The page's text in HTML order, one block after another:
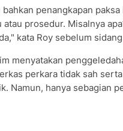
penangkapan paksa
prosedur. Misalnya
kata Roy sebelum
menyatakan
perkara tidak sah
Namun, hanya sebagian